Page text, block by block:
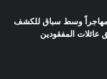
سبتة تستعد لدفن 80 مهاجراً وسط سباق للكشف
عائلات المفقودين